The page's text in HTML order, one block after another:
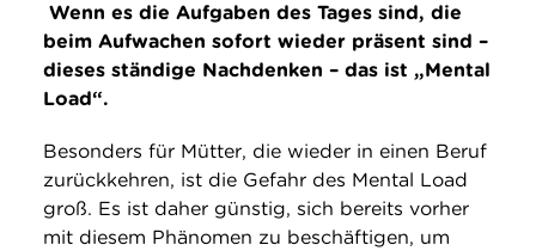
Wenn es die Aufgaben des Tages sind, die
beim Aufwachen sofort wieder präsent sind –
dieses ständige Nachdenken – das ist „Mental
Load“.
Besonders für Mütter, die wieder in einen Beruf
zurückkehren, ist die Gefahr des Mental Load
groß. Es ist daher günstig, sich bereits vorher
mit diesem Phänomen zu beschäftigen, um